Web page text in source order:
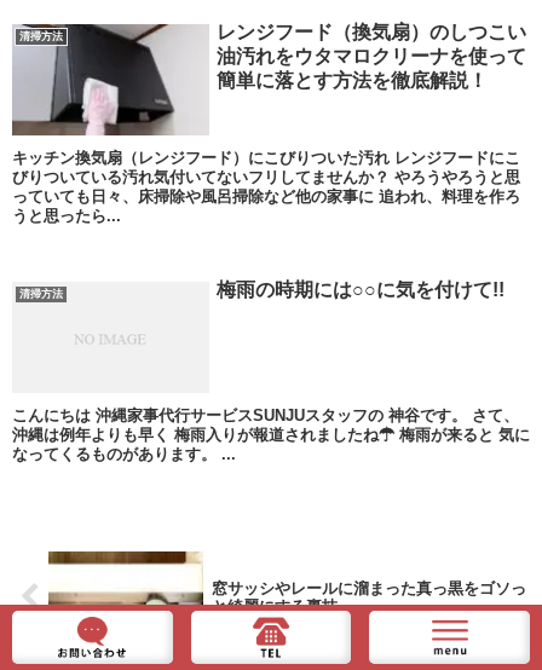
清掃方法
レンジフード（換気扇）のしつこい
油汚れをウタマロクリーナを使って
簡単に落とす方法を徹底解説！
キッチン換気扇（レンジフード）にこびりついた汚れ レンジフードにこ
びりついている汚れ気付いてないフリしてませんか？ やろうやろうと思
っていても日々、床掃除や風呂掃除など他の家事に 追われ、料理を作ろ
うと思ったら...
清掃方法 梅雨の時期には○○に気を付けて!!
こんにちは 沖縄家事代行サービスSUNJUスタッフの 神谷です。 さて、
沖縄は例年よりも早く 梅雨入りが報道されましたね☂ 梅雨が来ると 気に
なってくるものがあります。 ...
窓サッシやレールに溜まった真っ黒をゴソっ
と綺麗にする裏技